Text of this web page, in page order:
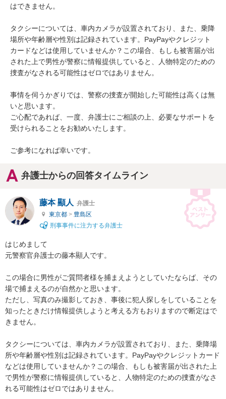
はできません。
タクシーについては、車内カメラが設置されており、また、乗降
場所や年齢層や性別は記録されています。PayPayやクレジット
カードなどは使用していませんか？この場合、もしも被害届が出
された上で男性が警察に情報提供していると、人物特定のための
捜査がなされる可能性はゼロではありません。
事情を伺うかぎりでは、警察の捜査が開始した可能性は高くは無
いと思います。
ご心配であれば、一度、弁護士にご相談の上、必要なサポートを
受けられることをお勧めいたします。
ご参考になれば幸いです。
弁護士からの回答タイムライン
藤本 顯人 弁護士
東京都 > 豊島区
刑事事件に注力する弁護士
はじめまして
元警察官弁護士の藤本顯人です。
この場合に男性がご質問者様を捕まえようとしていたならば、その
場で捕まえるのが自然かと思います。
ただし、写真のみ撮影しておき、事後に犯人探しをしていることを
知ったときだけ情報提供しようと考える方もおりますので断定はで
きません。
タクシーについては、車内カメラが設置されており、また、乗降場
所や年齢層や性別は記録されています。PayPayやクレジットカード
などは使用していませんか？この場合、もしも被害届が出された上
で男性が警察に情報提供していると、人物特定のための捜査がなさ
れる可能性はゼロではありません。